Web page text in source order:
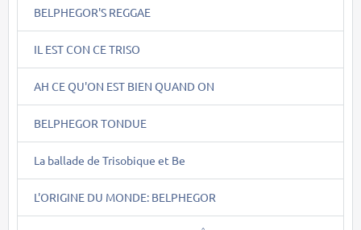
BELPHEGOR'S REGGAE
IL EST CON CE TRISO
AH CE QU'ON EST BIEN QUAND ON
BELPHEGOR TONDUE
La ballade de Trisobique et Be
L'ORIGINE DU MONDE: BELPHEGOR